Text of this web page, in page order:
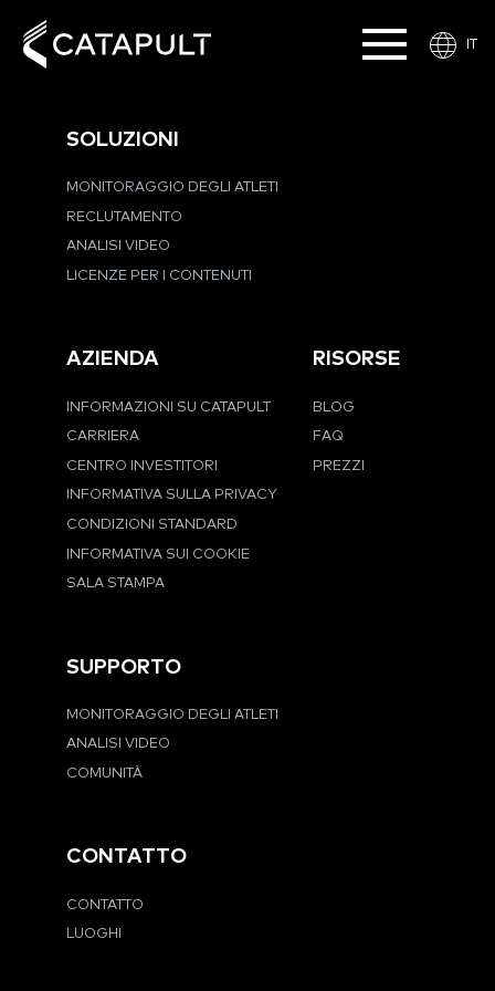
IT
SOLUZIONI
MONITORAGGIO DEGLI ATLETI
RECLUTAMENTO
ANALISI VIDEO
LICENZE PER I CONTENUTI
AZIENDA
INFORMAZIONI SU CATAPULT
CARRIERA
CENTRO INVESTITORI
INFORMATIVA SULLA PRIVACY
CONDIZIONI STANDARD
INFORMATIVA SUI COOKIE
SALA STAMPA
RISORSE
BLOG
FAQ
PREZZI
SUPPORTO
MONITORAGGIO DEGLI ATLETI
ANALISI VIDEO
COMUNITÀ
CONTATTO
CONTATTO
LUOGHI